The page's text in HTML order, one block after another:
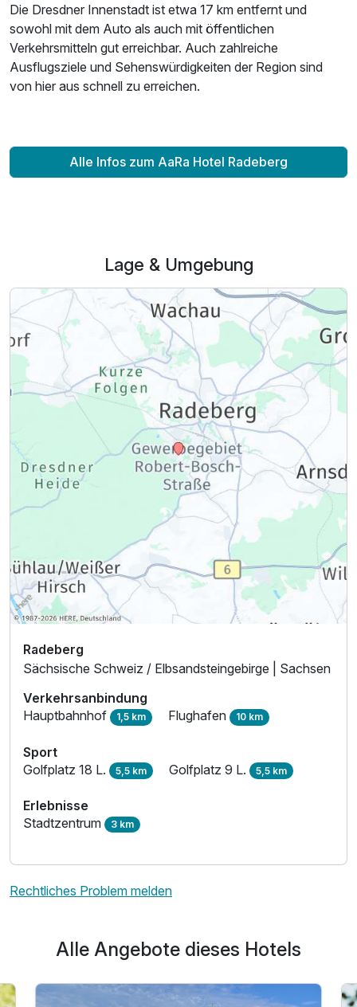
Die Dresdner Innenstadt ist etwa 17 km entfernt und
sowohl mit dem Auto als auch mit öffentlichen
Verkehrsmitteln gut erreichbar. Auch zahlreiche
Ausflugsziele und Sehenswürdigkeiten der Region sind
von hier aus schnell zu erreichen.
Alle Infos zum AaRa Hotel Radeberg
Lage & Umgebung
Radeberg
Sächsische Schweiz / Elbsandsteingebirge | Sachsen
Verkehrsanbindung
Hauptbahnhof 1,5 km Flughafen 10 km
Sport
Golfplatz 18 L. 5,5 km Golfplatz 9 L. 5,5 km
Erlebnisse
Stadtzentrum 3 km
Rechtliches Problem melden
Alle Angebote dieses Hotels